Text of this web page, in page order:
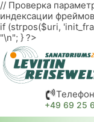
// Проверка
индексации
if (strpos($uri,
"\n"; } ?>
Телефон
+49 69 25